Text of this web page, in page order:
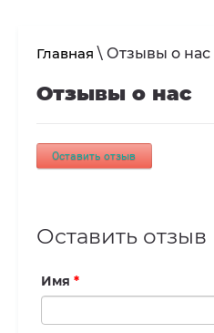
Главная \ Отзывы о нас
Отзывы о нас
Оставить отзыв
Оставить отзыв
Имя*